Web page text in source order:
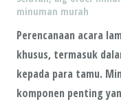
minuman murah
Perencanaan acara
khusus, termasuk
kepada para tamu.
komponen penting